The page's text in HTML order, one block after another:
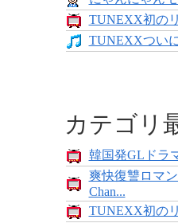
TUNEXX初の
TUNEXXつい
カテゴリ
韓国発GLドラ
爽快復讐ロマ
Chan...
TUNEXX初の